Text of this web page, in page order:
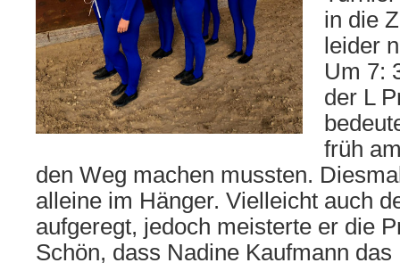
in die
leider
Um 7:
der L
früh
den Weg machen mussten.
alleine im Hänger. Vielleicht auch
aufgeregt, jedoch meisterte er die
Schön, dass Nadine Kaufmann